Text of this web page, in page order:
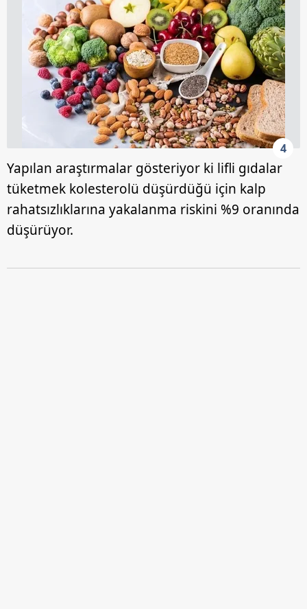
4
Yapılan araştırmalar gösteriyor ki lifli gıdalar
tüketmek kolesterolü düşürdüğü için kalp
rahatsızlıklarına yakalanma riskini %9 oranında
düşürüyor.